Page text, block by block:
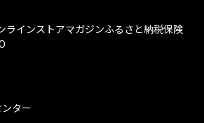
ラインストアマガジンふるさと納税保険
ター